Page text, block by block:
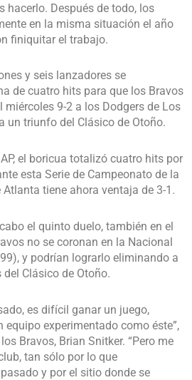
hacerlo. Después de todo, los
en la misma situación el año
finiquitar el trabajo.
y seis lanzadores se
de cuatro hits para que los Bravos
9-2 a los Dodgers de Los
un triunfo del Clásico de Otoño.
el boricua totalizó cuatro hits por
esta Serie de Campeonato de la
tiene ahora ventaja de 3-1.
el quinto duelo, también en el
no se coronan en la Nacional
y podrían lograrlo eliminando a
Clásico de Otoño.
es difícil ganar un juego,
experimentado como éste”,
Bravos, Brian Snitker. “Pero me
tan sólo por lo que
y por el sitio donde se